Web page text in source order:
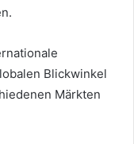
Blickwinkel
Märkten